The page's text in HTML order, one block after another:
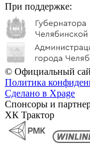
При поддержке:
© Официальный
Политика
Сделано в Xpage
Спонсоры и
ХК Трактор